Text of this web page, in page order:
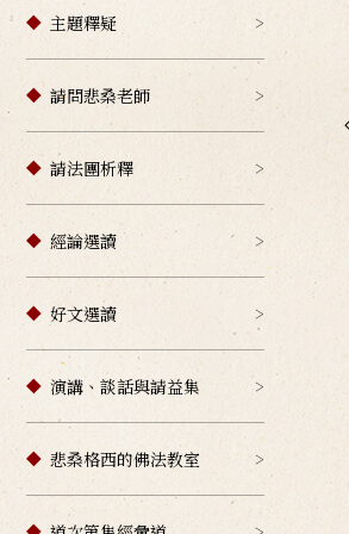
主題釋疑
請問悲桑老師
請法團析釋
經論選讀
好文選讀
演講、談話與請益集
悲桑格西的佛法教室